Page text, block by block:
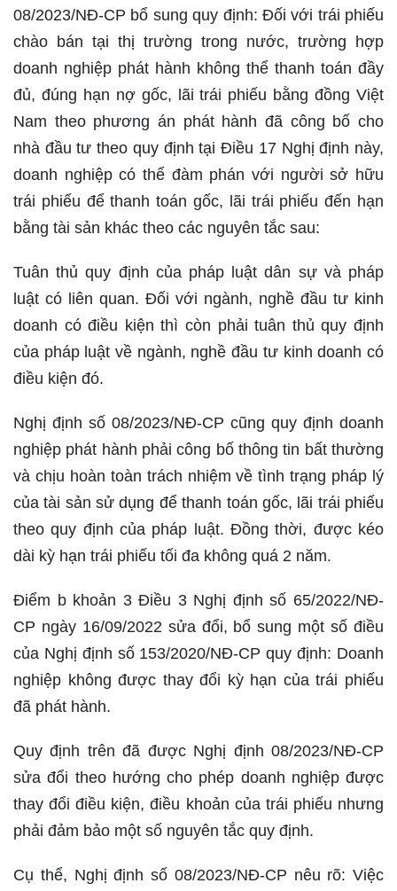
08/2023/NĐ-CP bổ sung quy định: Đối với trái phiếu
chào bán tại thị trường trong nước, trường hợp
doanh nghiệp phát hành không thể thanh toán đầy
đủ, đúng hạn nợ gốc, lãi trái phiếu bằng đồng Việt
Nam theo phương án phát hành đã công bố cho
nhà đầu tư theo quy định tại Điều 17 Nghị định này,
doanh nghiệp có thể đàm phán với người sở hữu
trái phiếu để thanh toán gốc, lãi trái phiếu đến hạn
bằng tài sản khác theo các nguyên tắc sau:
Tuân thủ quy định của pháp luật dân sự và pháp
luật có liên quan. Đối với ngành, nghề đầu tư kinh
doanh có điều kiện thì còn phải tuân thủ quy định
của pháp luật về ngành, nghề đầu tư kinh doanh có
điều kiện đó.
Nghị định số 08/2023/NĐ-CP cũng quy định doanh
nghiệp phát hành phải công bố thông tin bất thường
và chịu hoàn toàn trách nhiệm về tình trạng pháp lý
của tài sản sử dụng để thanh toán gốc, lãi trái phiếu
theo quy định của pháp luật. Đồng thời, được kéo
dài kỳ hạn trái phiếu tối đa không quá 2 năm.
Điểm b khoản 3 Điều 3 Nghị định số 65/2022/NĐ-
CP ngày 16/09/2022 sửa đổi, bổ sung một số điều
của Nghị định số 153/2020/NĐ-CP quy định: Doanh
nghiệp không được thay đổi kỳ hạn của trái phiếu
đã phát hành.
Quy định trên đã được Nghị định 08/2023/NĐ-CP
sửa đổi theo hướng cho phép doanh nghiệp được
thay đổi điều kiện, điều khoản của trái phiếu nhưng
phải đảm bảo một số nguyên tắc quy định.
Cụ thể, Nghị định số 08/2023/NĐ-CP nêu rõ: Việc